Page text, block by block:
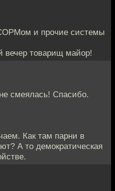
и прочие системы
вечер товарищ майор!
смеялась! Спасибо.
Как там парни в
А то демократическая